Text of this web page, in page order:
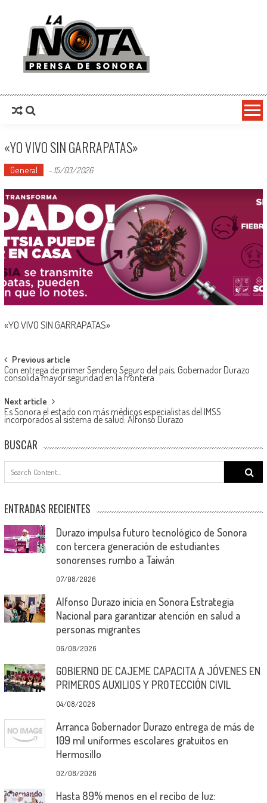
La Nota Prensa De Sonora
«YO VIVO SIN GARRAPATAS»
General - 15/03/2026
«YO VIVO SIN GARRAPATAS»
Post
navigation
Previous article
Con entrega de primer Sendero Seguro del país, Gobernador Durazo
consolida mayor seguridad en la frontera
Next article
Es Sonora el estado con más médicos especialistas del IMSS
incorporados al sistema de salud: Alfonso Durazo
BUSCAR
Search
for:
ENTRADAS RECIENTES
Durazo impulsa futuro tecnológico de Sonora
con tercera generación de estudiantes
sonorenses rumbo a Taiwán
07/08/2026
Alfonso Durazo inicia en Sonora Estrategia
Nacional para garantizar atención en salud a
personas migrantes
06/08/2026
GOBIERNO DE CAJEME CAPACITA A JÓVENES EN
PRIMEROS AUXILIOS Y PROTECCIÓN CIVIL
04/08/2026
Arranca Gobernador Durazo entrega de más de
109 mil uniformes escolares gratuitos en
Hermosillo
02/08/2026
Hasta 89% menos en el recibo de luz: